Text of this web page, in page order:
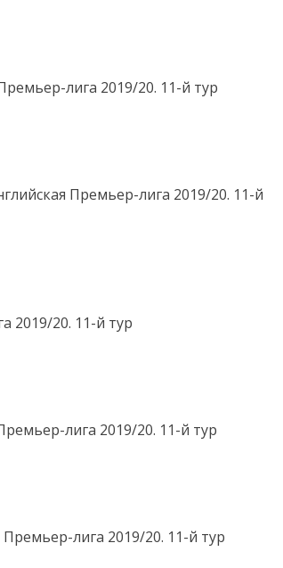
лига 2019/20. 11-й тур
Премьер-лига 2019/20. 11-й
2019/20. 11-й тур
лига 2019/20. 11-й тур
лига 2019/20. 11-й тур